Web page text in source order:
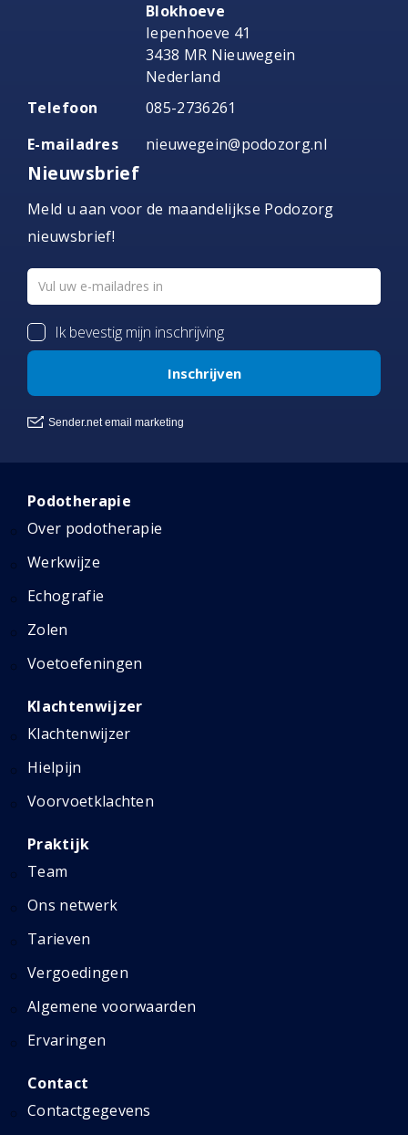
Blokhoeve
Iepenhoeve 41
3438 MR Nieuwegein
Nederland
Telefoon
085-2736261
E-mailadres
nieuwegein@podozorg.nl
Nieuwsbrief
Meld u aan voor de maandelijkse Podozorg
nieuwsbrief!
Podotherapie
Over podotherapie
Werkwijze
Echografie
Zolen
Voetoefeningen
Klachtenwijzer
Klachtenwijzer
Hielpijn
Voorvoetklachten
Praktijk
Team
Ons netwerk
Tarieven
Vergoedingen
Algemene voorwaarden
Ervaringen
Contact
Contactgegevens